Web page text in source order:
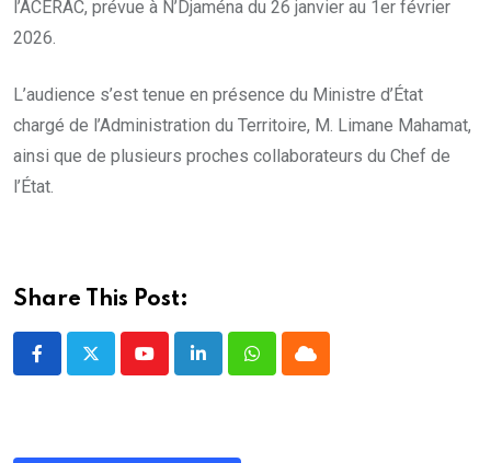
l’ACERAC, prévue à N’Djaména du 26 janvier au 1er février
2026.
L’audience s’est tenue en présence du Ministre d’État
chargé de l’Administration du Territoire, M. Limane Mahamat,
ainsi que de plusieurs proches collaborateurs du Chef de
l’État.
Share This Post:
YoutubeLinkedInWhatsappCloud